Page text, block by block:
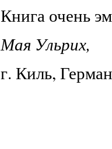
Книга очень
Мая Ульрих,
г. Киль,